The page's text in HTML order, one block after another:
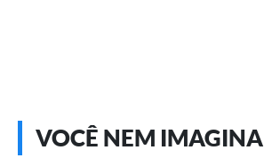
VOCÊ NEM IMAGINA